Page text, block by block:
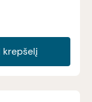
krepšelį